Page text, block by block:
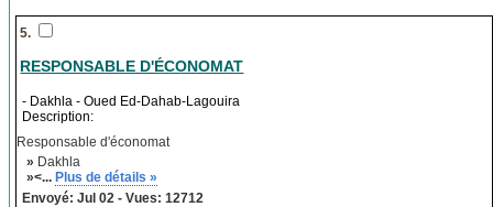
5.
RESPONSABLE D'ÉCONOMAT
- Dakhla - Oued Ed-Dahab-Lagouira
Description:
Responsable d'économat
» Dakhla
»<... Plus de détails »
Envoyé: Jul 02 - Vues: 12712